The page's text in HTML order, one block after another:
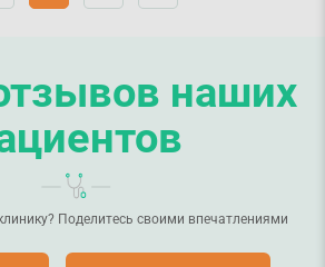
наших
Поделитесь своими впечатлениями